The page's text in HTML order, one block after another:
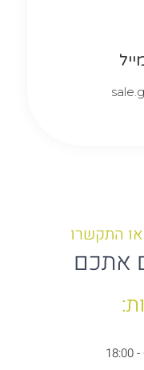
התקשרו
אתכם